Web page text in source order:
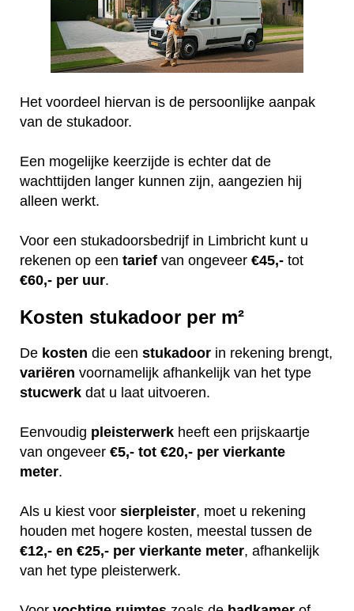
Het voordeel hiervan is de persoonlijke aanpak
van de stukadoor.
Een mogelijke keerzijde is echter dat de
wachttijden langer kunnen zijn, aangezien hij
alleen werkt.
Voor een stukadoorsbedrijf in Limbricht kunt u
rekenen op een tarief van ongeveer €45,- tot
€60,- per uur.
Kosten stukadoor per m²
De kosten die een stukadoor in rekening brengt,
variëren voornamelijk afhankelijk van het type
stucwerk dat u laat uitvoeren.
Eenvoudig pleisterwerk heeft een prijskaartje
van ongeveer €5,- tot €20,- per vierkante
meter.
Als u kiest voor sierpleister, moet u rekening
houden met hogere kosten, meestal tussen de
€12,- en €25,- per vierkante meter, afhankelijk
van het type pleisterwerk.